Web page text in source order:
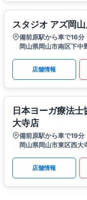
スタジオ アズ岡
備前原駅から車で16分
岡山県岡山市南区下
店舗情報
日本ヨーガ療法
大寺店
備前原駅から車で19分
岡山県岡山市東区西大
店舗情報